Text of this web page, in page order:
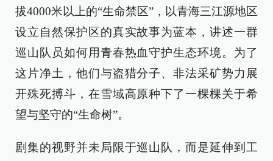
拔4000米以上的“生命禁区”，以青海三江源地区
设立自然保护区的真实故事为蓝本，讲述一群
巡山队员如何用青春热血守护生态环境。为了
这片净土，他们与盗猎分子、非法采矿势力展
开殊死搏斗，在雪域高原种下了一棵棵关于希
望与坚守的“生命树”。
剧集的视野并未局限于巡山队，而是延伸到工